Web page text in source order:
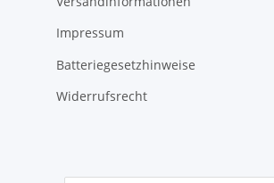
Impressum
Batteriegesetzhinweise
Widerrufsrecht